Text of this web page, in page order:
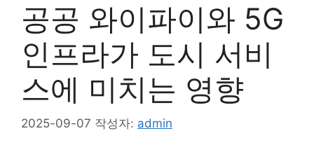
공공 와이파이와 5G
인프라가 도시 서비
스에 미치는 영향
2025-09-07 작성자: admin